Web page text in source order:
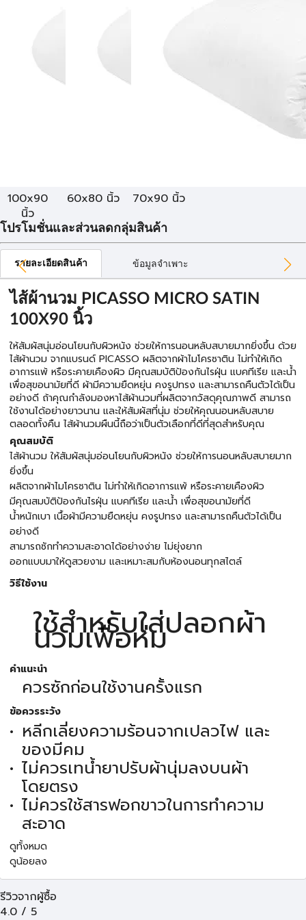
100x90
นิ้ว
60x80 นิ้ว 70x90 นิ้ว
โปรโมชั่นและส่วนลดกลุ่มสินค้า
รายละเอียดสินค้า ข้อมูลจำเพาะ
ไส้ผ้านวม PICASSO MICRO SATIN
100X90 นิ้ว
ให้สัมผัสนุ่มอ่อนโยนกับผิวหนัง ช่วยให้การนอนหลับสบายมากยิ่งขึ้น ด้วย
ไส้ผ้านวม จากแบรนด์ PICASSO ผลิตจากผ้าไมโครซาติน ไม่ทำให้เกิด
อาการแพ้ หรือระคายเคืองผิว มีคุณสมบัติป้องกันไรฝุ่น แบคทีเรีย และน้ำ
เพื่อสุขอนามัยที่ดี ผ้ามีความยืดหยุ่น คงรูปทรง และสามารถคืนตัวได้เป็น
อย่างดี ถ้าคุณกำลังมองหาไส้ผ้านวมที่ผลิตจากวัสดุคุณภาพดี สามารถ
ใช้งานได้อย่างยาวนาน และให้สัมผัสที่นุ่ม ช่วยให้คุณนอนหลับสบาย
ตลอดทั้งคืน ไส้ผ้านวมผืนนี้ถือว่าเป็นตัวเลือกที่ดีที่สุดสำหรับคุณ
คุณสมบัติ
ไส้ผ้านวม ให้สัมผัสนุ่มอ่อนโยนกับผิวหนัง ช่วยให้การนอนหลับสบายมาก
ยิ่งขึ้น
ผลิตจากผ้าไมโครซาติน ไม่ทำให้เกิดอาการแพ้ หรือระคายเคืองผิว
มีคุณสมบัติป้องกันไรฝุ่น แบคทีเรีย และน้ำ เพื่อสุขอนามัยที่ดี
น้ำหนักเบา เนื้อผ้ามีความยืดหยุ่น คงรูปทรง และสามารถคืนตัวได้เป็น
อย่างดี
สามารถซักทำความสะอาดได้อย่างง่าย ไม่ยุ่งยาก
ออกแบบมาให้ดูสวยงาม และเหมาะสมกับห้องนอนทุกสไตล์
วิธีใช้งาน
ใช้สำหรับใส่ปลอกผ้า
นวมเพื่อห่ม
คำแนะนำ
ควรซักก่อนใช้งานครั้งแรก
ข้อควรระวัง
หลีกเลี่ยงความร้อนจากเปลวไฟ และ
ของมีคม
ไม่ควรเทน้ำยาปรับผ้านุ่มลงบนผ้า
โดยตรง
ไม่ควรใช้สารฟอกขาวในการทำความ
สะอาด
ดูทั้งหมด
ดูน้อยลง
รีวิวจากผู้ซื้อ
4.0 / 5